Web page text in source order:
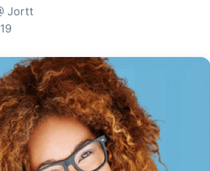
Jortt